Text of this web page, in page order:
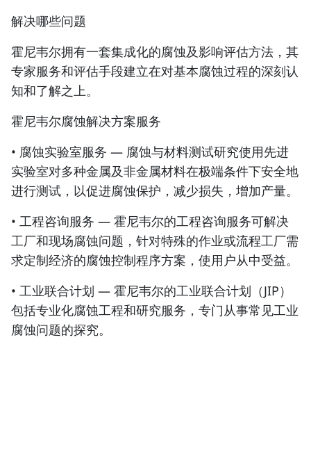
解决哪些问题
霍尼韦尔拥有一套集成化的腐蚀及影响评估方法，其
专家服务和评估手段建立在对基本腐蚀过程的深刻认
知和了解之上。
霍尼韦尔腐蚀解决方案服务
• 腐蚀实验室服务 — 腐蚀与材料测试研究使用先进
实验室对多种金属及非金属材料在极端条件下安全地
进行测试，以促进腐蚀保护，减少损失，增加产量。
• 工程咨询服务 — 霍尼韦尔的工程咨询服务可解决
工厂和现场腐蚀问题，针对特殊的作业或流程工厂需
求定制经济的腐蚀控制程序方案，使用户从中受益。
• 工业联合计划 — 霍尼韦尔的工业联合计划（JIP）
包括专业化腐蚀工程和研究服务，专门从事常见工业
腐蚀问题的探究。